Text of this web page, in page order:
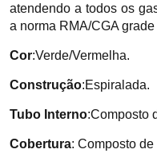
atendendo a todos os
a norma RMA/CGA grade
Cor:Verde/Vermelha.
Construção:Espiralada.
Tubo Interno:Composto
Cobertura: Composto